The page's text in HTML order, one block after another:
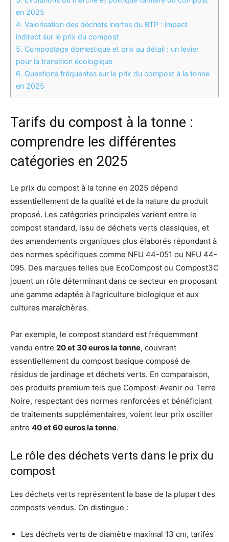
en 2025
4. Valorisation des déchets inertes du BTP : impact
indirect sur le prix du compost
5. Compostage domestique et prix au détail : un levier
pour la transition écologique
6. Questions fréquentes sur le prix du compost à la tonne
en 2025
Tarifs du compost à la tonne :
comprendre les différentes
catégories en 2025
Le prix du compost à la tonne en 2025 dépend
essentiellement de la qualité et de la nature du produit
proposé. Les catégories principales varient entre le
compost standard, issu de déchets verts classiques, et
des amendements organiques plus élaborés répondant à
des normes spécifiques comme NFU 44-051 ou NFU 44-
095. Des marques telles que EcoCompost ou Compost3C
jouent un rôle déterminant dans ce secteur en proposant
une gamme adaptée à l’agriculture biologique et aux
cultures maraîchères.
Par exemple, le compost standard est fréquemment
vendu entre 20 et 30 euros la tonne, couvrant
essentiellement du compost basique composé de
résidus de jardinage et déchets verts. En comparaison,
des produits premium tels que Compost-Avenir ou Terre
Noire, respectant des normes renforcées et bénéficiant
de traitements supplémentaires, voient leur prix osciller
entre 40 et 60 euros la tonne.
Le rôle des déchets verts dans le prix du
compost
Les déchets verts représentent la base de la plupart des
composts vendus. On distingue :
Les déchets verts de diamètre maximal 13 cm, tarifés